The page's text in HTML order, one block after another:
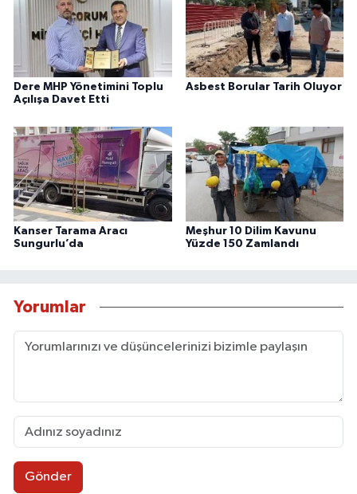
Dere MHP Yönetimini Toplu
Açılışa Davet Etti
Asbest Borular Tarih Oluyor
Kanser Tarama Aracı
Sungurlu’da
Meşhur 10 Dilim Kavunu
Yüzde 150 Zamlandı
Yorumlar
Gönder